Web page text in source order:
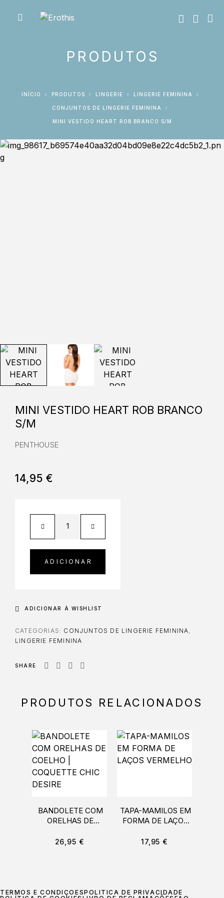
PRODUTOS
INÍCIO PRODUTOS LINGERIE LINGERIE FEMININA
CONJUNTOS DE LINGERIE FEMININA
MINI VESTIDO HEART ROB BRANCO S/M
MINI VESTIDO HEART ROB BRANCO
S/M
PENTHOUSE
14,95 €
ADICIONAR
ADICIONAR À WISHLIST
CATEGORIAS: CONJUNTOS DE LINGERIE FEMININA
LINGERIE FEMININA
SHARE
PRODUTOS RELACIONADOS
BANDOLETE COM
ORELHAS DE
COQUETTE CHIC
26,95 €
TAPA-MAMILOS EM
FORMA DE LAÇOS
17,95 €
TERMOS E CONDIÇÕESPOLÍTICA DE PRIVACIDADE